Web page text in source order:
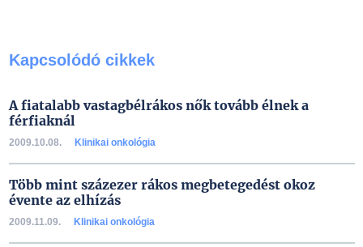
Kapcsolódó cikkek
A fiatalabb vastagbélrákos nők tovább élnek a
férfiaknál
2009.10.08. Klinikai onkológia
Több mint százezer rákos megbetegedést okoz
évente az elhízás
2009.11.09. Klinikai onkológia